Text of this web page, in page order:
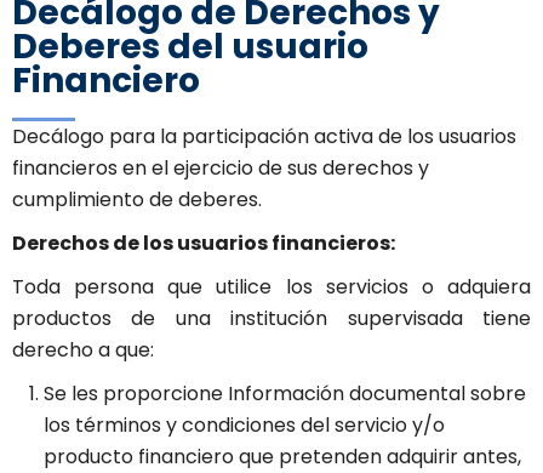
Decálogo de Derechos y
Deberes del usuario
Financiero
Decálogo para la participación activa de los usuarios
financieros en el ejercicio de sus derechos y
cumplimiento de deberes.
Derechos de los usuarios financieros:
Toda persona que utilice los servicios o adquiera
productos de una institución supervisada tiene
derecho a que:
Se les proporcione Información documental sobre
los términos y condiciones del servicio y/o
producto financiero que pretenden adquirir antes,